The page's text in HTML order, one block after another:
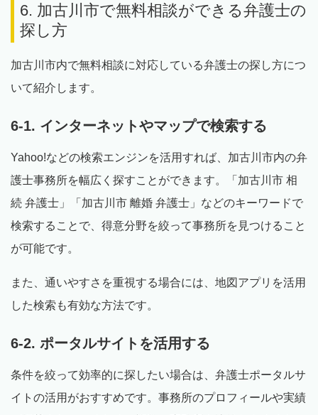
6. 加古川市で無料相談ができる弁護士の
探し方
加古川市内で無料相談に対応している弁護士の探し方につ
いて紹介します。
6-1. インターネットやマップで検索する
Yahoo!などの検索エンジンを活用すれば、加古川市内の弁
護士事務所を幅広く探すことができます。「加古川市 相
続 弁護士」「加古川市 離婚 弁護士」などのキーワードで
検索することで、得意分野を絞って事務所を見つけること
が可能です。
また、通いやすさを重視する場合には、地図アプリを活用
した検索も有効な方法です。
6-2. ポータルサイトを活用する
条件を絞って効率的に探したい場合は、弁護士ポータルサ
イトの活用がおすすめです。事務所のプロフィールや実績